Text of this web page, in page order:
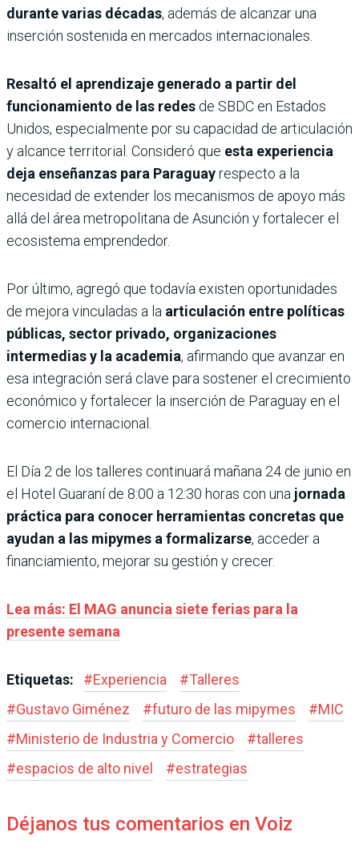
durante varias décadas, además de alcanzar una
inserción sostenida en mercados internacionales.
Resaltó el aprendizaje generado a partir del
funcionamiento de las redes de SBDC en Estados
Unidos, especialmente por su capacidad de articulación
y alcance territorial. Consideró que esta experiencia
deja enseñanzas para Paraguayrespecto a la
necesidad de extender los mecanismos de apoyo más
allá del área metropolitana de Asunción y fortalecer el
ecosistema emprendedor.
Por último, agregó que todavía existen oportunidades
de mejora vinculadas a la articulación entre políticas
públicas, sector privado, organizaciones
intermedias y la academia, afirmando que avanzar en
esa integración será clave para sostener el crecimiento
económico y fortalecer la inserción de Paraguay en el
comercio internacional.
El Día 2 de los talleres continuará mañana 24 de junio en
el Hotel Guaraní de 8:00 a 12:30 horas con una jornada
práctica para conocer herramientas concretas que
ayudan a las mipymes a formalizarse, acceder a
financiamiento, mejorar su gestión y crecer.
Lea más: El MAG anuncia siete ferias para la
presente semana
Etiquetas: #Experiencia #Talleres
#Gustavo Giménez #futuro de las mipymes #MIC
#Ministerio de Industria y Comercio #talleres
#espacios de alto nivel #estrategias
Déjanos tus comentarios en Voiz